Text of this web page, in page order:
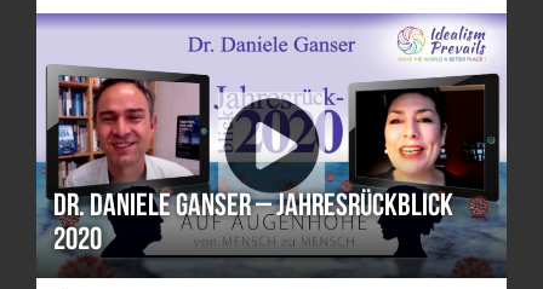
Dr. Daniele Ganser – Jahresrückblick
2020